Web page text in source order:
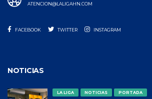
ATENCION@LALIGAHN.COM
FACEBOOK TWITTER INSTAGRAM
NOTICIAS
LA LIGA NOTICIAS PORTADA